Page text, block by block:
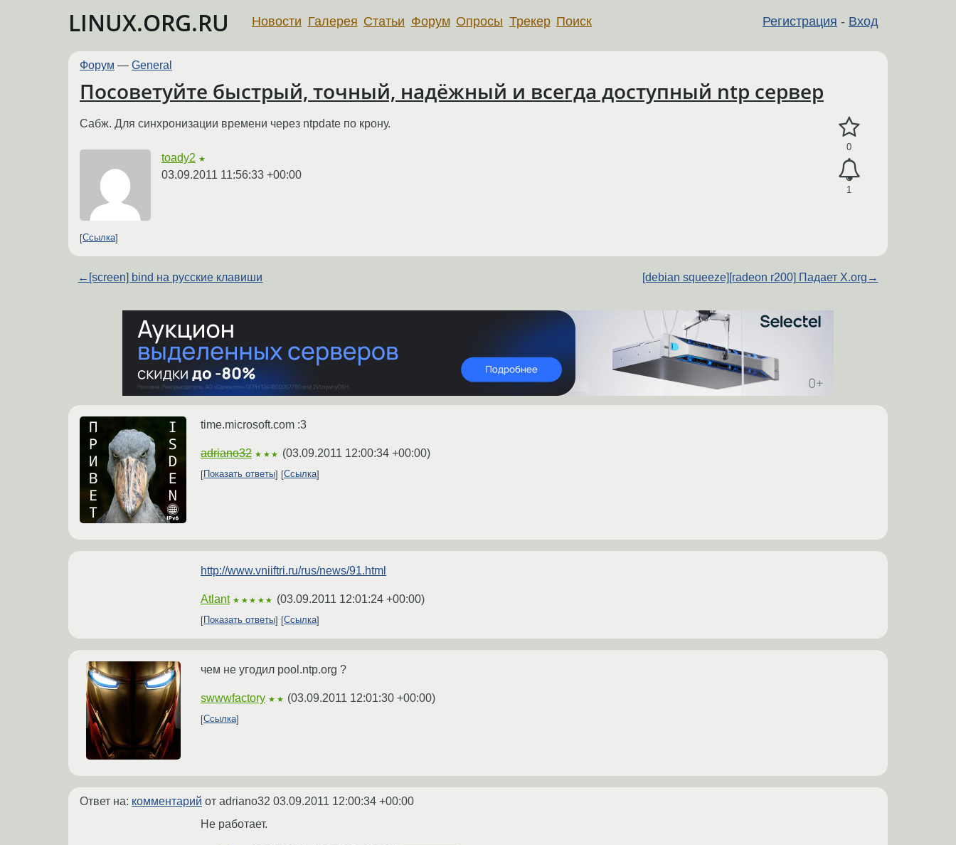
LINUX.ORG.RU Регистрация - Вход
Новости Галерея Статьи Форум Опросы Трекер Поиск
Форум — General
Посоветуйте быстрый, точный, надёжный и всегда доступный ntp сервер
0
1
Сабж. Для синхронизации времени через ntpdate по крону.
toady2 ★
03.09.2011 11:56:33 +00:00
Ссылка
← [screen] bind на русские клавиши [debian squeeze][radeon r200] Падает X.org →
time.microsoft.com :3
adriano32 ★★★ (03.09.2011 12:00:34 +00:00)
Показать ответы Ссылка
http://www.vniiftri.ru/rus/news/91.html
Atlant ★★★★★ (03.09.2011 12:01:24 +00:00)
Показать ответы Ссылка
чем не угодил pool.ntp.org ?
swwwfactory ★★ (03.09.2011 12:01:30 +00:00)
Ссылка
Ответ на: комментарий от adriano32 03.09.2011 12:00:34 +00:00
Не работает.